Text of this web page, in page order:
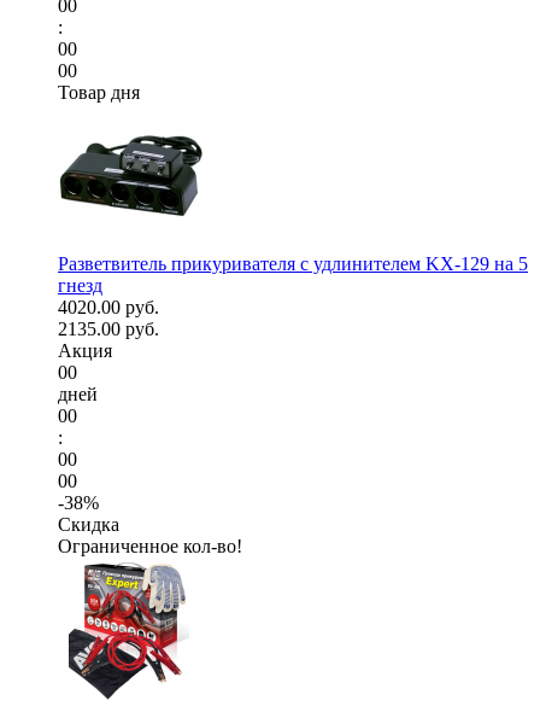
00
:
00
00
Товар дня
Разветвитель прикуривателя с удлинителем KX-129 на 5
гнезд
4020.00 руб.
2135.00 руб.
Акция
00
дней
00
:
00
00
-38%
Скидка
Ограниченное кол-во!